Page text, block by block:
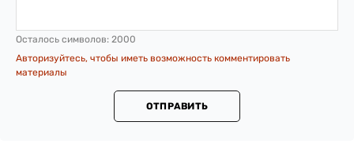
Осталось символов: 2000
Авторизуйтесь, чтобы иметь возможность комментировать
материалы
ОТПРАВИТЬ